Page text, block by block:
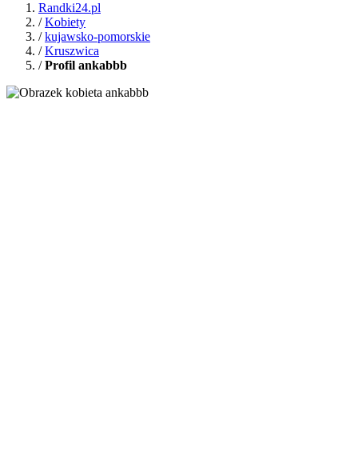
Randki24.pl
/Kobiety
/kujawsko-pomorskie
/Kruszwica
/Profil ankabbb